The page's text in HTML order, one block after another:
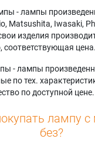
Samsung
HLS5687W
Samsung
HLS5687WX/XAA
Samsung
HLS5688W
Samsung
HLS6165W
Samsung
- лампы
Matsushita, Iwasaki,
изделия
соответствующая цена.
- лампы
по тех.
по доступной цене.
лампу
без?